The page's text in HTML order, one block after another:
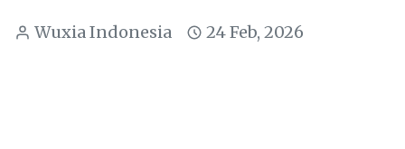
Wuxia Indonesia 24 Feb, 2026